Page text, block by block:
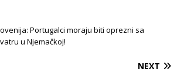
Portugalci moraju biti oprezni sa
u Njemačkoj!
NEXT